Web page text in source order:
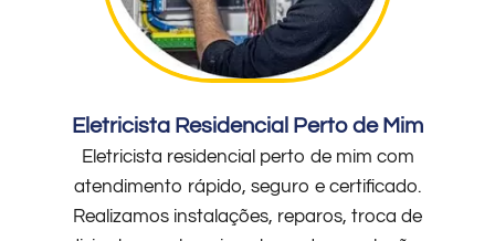
Eletricista Residencial Perto de Mim
Eletricista residencial perto de mim com
atendimento rápido, seguro e certificado.
Realizamos instalações, reparos, troca de